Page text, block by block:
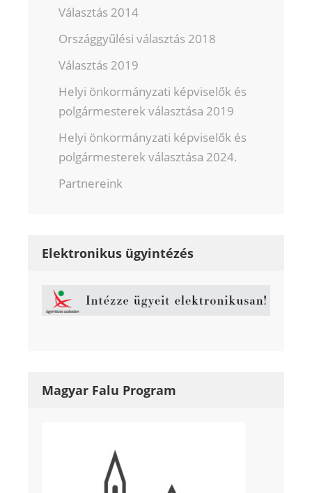
Választás 2014
Országgyűlési választás 2018
Választás 2019
Helyi önkormányzati képviselők és
polgármesterek választása 2019
Helyi önkormányzati képviselők és
polgármesterek választása 2024.
Partnereink
Elektronikus ügyintézés
Magyar Falu Program